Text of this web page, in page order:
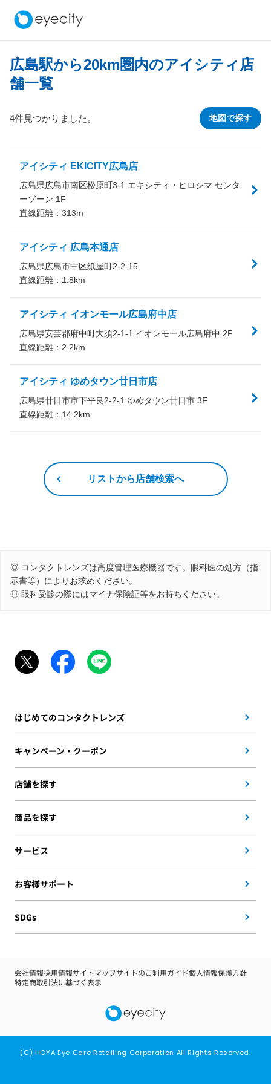
広島駅から20km圏内のアイシティ店
舗一覧
地図で探す
4件見つかりました。
アイシティ EKICITY広島店
広島県広島市南区松原町3-1 エキシティ・ヒロシマ センタ
ーゾーン 1F
直線距離： 313m
アイシティ 広島本通店
広島県広島市中区紙屋町2-2-15
直線距離： 1.8km
アイシティ イオンモール広島府中店
広島県安芸郡府中町大須2-1-1 イオンモール広島府中 2F
直線距離： 2.2km
アイシティ ゆめタウン廿日市店
広島県廿日市市下平良2-2-1 ゆめタウン廿日市 3F
直線距離： 14.2km
リストから店舗検索へ
◎ コンタクトレンズは高度管理医療機器です。眼科医の処方（指
示書等）によりお求めください。
◎ 眼科受診の際にはマイナ保険証等をお持ちください。
はじめてのコンタクトレンズ
キャンペーン・クーポン
店舗を探す
商品を探す
サービス
お客様サポート
SDGs
会社情報採用情報サイトマップサイトのご利用ガイド個人情報保護方針
特定商取引法に基づく表示
(C) HOYA Eye Care Retailing Corporation All Rights Reserved.